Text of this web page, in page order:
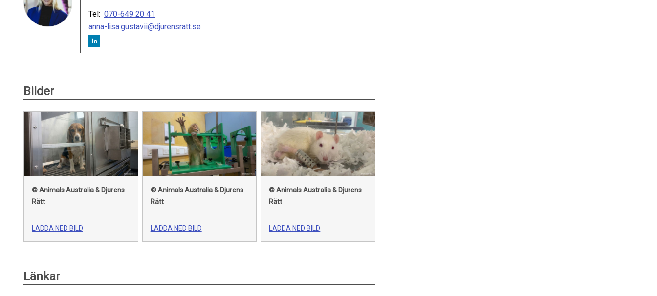
Tel: 070-649 20 41
anna-lisa.gustavii@djurensratt.se
Bilder
© Animals Australia & Djurens
Rätt
LADDA NED BILD
© Animals Australia & Djurens
Rätt
LADDA NED BILD
© Animals Australia & Djurens
Rätt
LADDA NED BILD
Länkar